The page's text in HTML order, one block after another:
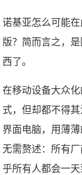
诺基亚怎么可能
版？简而言之，
西了。
在移动设备大众
式，但却都不得
界面电脑，用薄
无需赘述：所有
乎所有人都会一天